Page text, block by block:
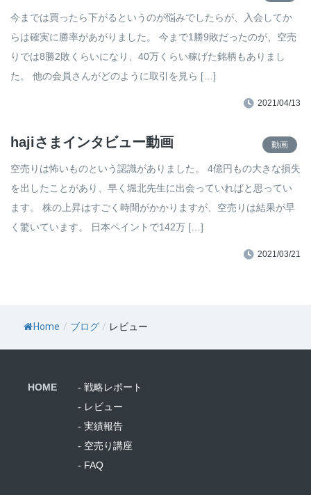
今までは買ったら下がるというのが悩みでしたらが、入会してか
らは確実に勝率があがりました。 今まで1勝9敗だったのが、空売
りでは8勝2敗くらいになり、40万くらい稼げた銘柄もありまし
た。 他の会員さんがどのように取引を見ら […]
2021/04/13
動画
hajiさまインタビュー動画
空売りは怖いものという認識がありました。 4億円もの大きな損失
を出したことがあり、早く堀北先生に出会っていればと思ってい
ます。 株の上昇はすごく時間がかかりますが、空売りは結果が早
く驚いています。 日本ペイントで142万 […]
2021/03/21
Home / ブログ / レビュー
HOME
- 戦略レポート
- レビュー
- 実績報告
- 空売り講座
- FAQ